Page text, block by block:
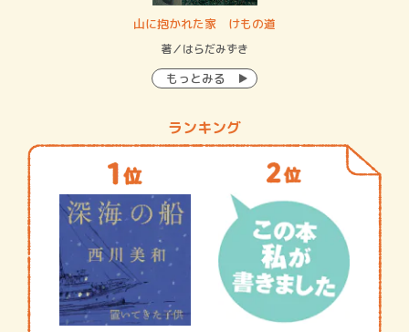
山に抱かれた家 けもの道
著／はらだみずき
もっとみる
ランキング